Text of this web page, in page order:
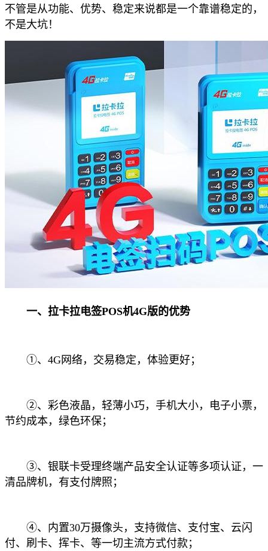
不管是从功能、优势、稳定来说都是一个靠谱稳定的，
不是大坑！
一、拉卡拉电签POS机4G版的优势
①、4G网络，交易稳定，体验更好；
②、彩色液晶，轻薄小巧，手机大小，电子小票，
节约成本，绿色环保；
③、银联卡受理终端产品安全认证等多项认证，一
清品牌机，有支付牌照；
④、内置30万摄像头，支持微信、支付宝、云闪
付、刷卡、挥卡、等一切主流方式付款；